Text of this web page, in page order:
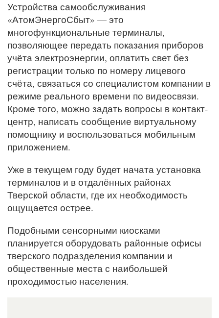
Устройства самообслуживания
«АтомЭнергоСбыт» — это
многофункциональные терминалы,
позволяющее передать показания приборов
учёта электроэнергии, оплатить свет без
регистрации только по номеру лицевого
счёта, связаться со специалистом компании в
режиме реального времени по видеосвязи.
Кроме того, можно задать вопросы в контакт-
центр, написать сообщение виртуальному
помощнику и воспользоваться мобильным
приложением.
Уже в текущем году будет начата установка
терминалов и в отдалённых районах
Тверской области, где их необходимость
ощущается острее.
Подобными сенсорными киосками
планируется оборудовать районные офисы
тверского подразделения компании и
общественные места с наибольшей
проходимостью населения.